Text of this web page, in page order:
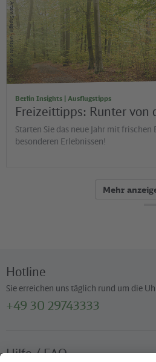
Artem Sapegin - unsplash.com
Berlin Insights | Ausflugstipps
Freizeittipps: Runter von
Starten Sie das neue Jahr mit frischen
besonderen Erlebnissen!
Mehr
Hotline
Sie erreichen uns täglich rund um die
+49 30 29743333
Hilfe / FAQ